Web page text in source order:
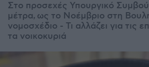
Στο προσεχές Υπουργικό
μέτρα, ως το Νοέμβριο στη
νομοσχέδιο - Τι αλλάζει για τις
τα νοικοκυριά